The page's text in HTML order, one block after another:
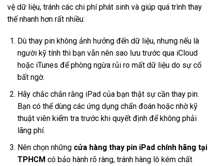
vệ dữ liệu, tránh các chi phí phát sinh và giúp quá trình thay
thế nhanh hơn rất nhiều:
Dù thay pin không ảnh hưởng đến dữ liệu, nhưng nếu là
người kỹ tính thì bạn vẫn nên sao lưu trước qua iCloud
hoặc iTunes để phòng ngừa rủi ro mất dữ liệu do sự cố
bất ngờ.
Hãy chắc chắn rằng iPad của bạn thật sự cần thay pin.
Bạn có thể dùng các ứng dụng chẩn đoán hoặc nhờ kỹ
thuật viên kiểm tra trước khi quyết định để không phải
lãng phí.
Nên chọn những cửa hàng thay pin iPad chính hãng tại
TPHCM có bảo hành rõ ràng, tránh hàng lô kém chất